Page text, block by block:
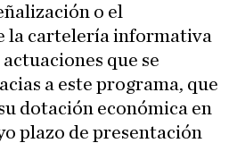
o el
la cartelería informativa
que se
a este programa, que
dotación económica en
plazo de presentación